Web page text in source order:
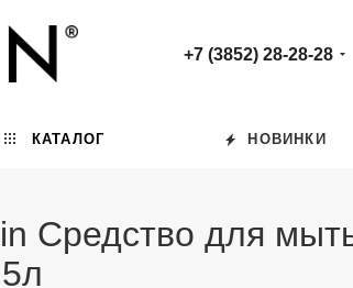
+7 (3852) 28-28-28
КАТАЛОГ НОВИНКИ
Средство для